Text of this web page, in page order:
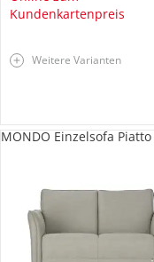
Kundenkartenpreis
Weitere Varianten
MONDO Einzelsofa Piatto